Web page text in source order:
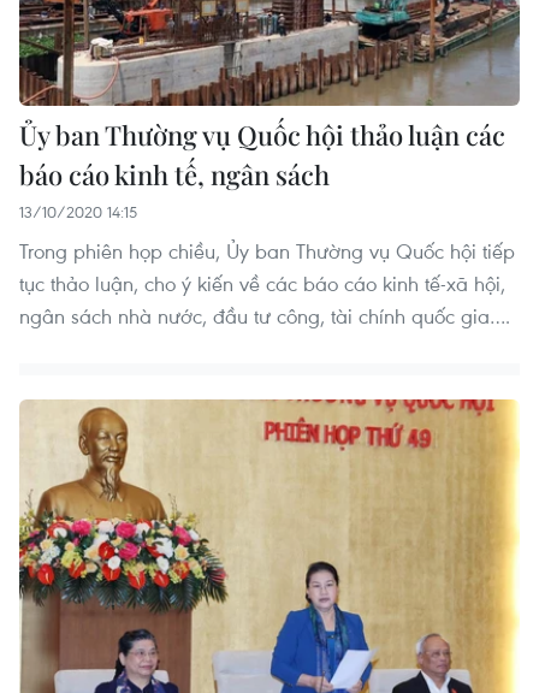
Ủy ban Thường vụ Quốc hội thảo luận các
báo cáo kinh tế, ngân sách
13/10/2020 14:15
Trong phiên họp chiều, Ủy ban Thường vụ Quốc hội tiếp
tục thảo luận, cho ý kiến về các báo cáo kinh tế-xã hội,
ngân sách nhà nước, đầu tư công, tài chính quốc gia….